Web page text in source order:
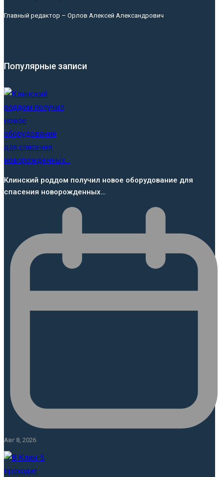
Главный редактор – Орлов Алексей Александрович
Популярные записи
Клинский роддом получил новое оборудование для
спасения новорожденных…
Авг 8, 2026